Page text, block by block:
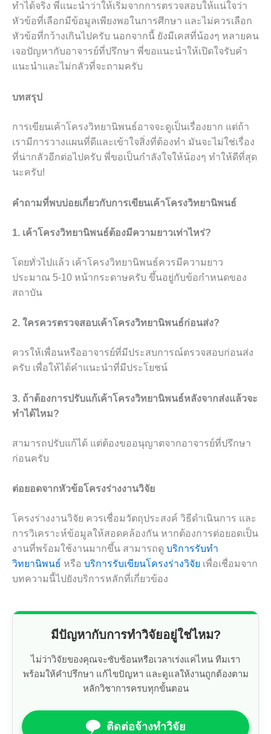
ทำได้จริง พี่แนะนำว่าให้เริ่มจากการตรวจสอบให้แน่ใจว่า
หัวข้อที่เลือกมีข้อมูลเพียงพอในการศึกษา และไม่ควรเลือก
หัวข้อที่กว้างเกินไปครับ นอกจากนี้ ยังมีเคสที่น้องๆ หลายคน
เจอปัญหากับอาจารย์ที่ปรึกษา พี่ขอแนะนำให้เปิดใจรับคำ
แนะนำและไม่กลัวที่จะถามครับ
บทสรุป
การเขียนเค้าโครงวิทยานิพนธ์อาจจะดูเป็นเรื่องยาก แต่ถ้า
เรามีการวางแผนที่ดีและเข้าใจสิ่งที่ต้องทำ มันจะไม่ใช่เรื่อง
ที่น่ากลัวอีกต่อไปครับ พี่ขอเป็นกำลังใจให้น้องๆ ทำให้ดีที่สุด
นะครับ!
คำถามที่พบบ่อยเกี่ยวกับการเขียนเค้าโครงวิทยานิพนธ์
1. เค้าโครงวิทยานิพนธ์ต้องมีความยาวเท่าไหร่?
โดยทั่วไปแล้ว เค้าโครงวิทยานิพนธ์ควรมีความยาว
ประมาณ 5-10 หน้ากระดาษครับ ขึ้นอยู่กับข้อกำหนดของ
สถาบัน
2. ใครควรตรวจสอบเค้าโครงวิทยานิพนธ์ก่อนส่ง?
ควรให้เพื่อนหรืออาจารย์ที่มีประสบการณ์ตรวจสอบก่อนส่ง
ครับ เพื่อให้ได้คำแนะนำที่มีประโยชน์
3. ถ้าต้องการปรับแก้เค้าโครงวิทยานิพนธ์หลังจากส่งแล้วจะ
ทำได้ไหม?
สามารถปรับแก้ได้ แต่ต้องขออนุญาตจากอาจารย์ที่ปรึกษา
ก่อนครับ
ต่อยอดจากหัวข้อโครงร่างงานวิจัย
โครงร่างงานวิจัย ควรเชื่อมวัตถุประสงค์ วิธีดำเนินการ และ
การวิเคราะห์ข้อมูลให้สอดคล้องกัน หากต้องการต่อยอดเป็น
งานที่พร้อมใช้งานมากขึ้น สามารถดู บริการรับทำ
วิทยานิพนธ์ หรือ บริการรับเขียนโครงร่างวิจัย เพื่อเชื่อมจาก
บทความนี้ไปยังบริการหลักที่เกี่ยวข้อง
มีปัญหากับการทำวิจัยอยู่ใช่ไหม?
ไม่ว่าวิจัยของคุณจะซับซ้อนหรือเวลาเร่งแค่ไหน ทีมเรา
พร้อมให้คำปรึกษา แก้ไขปัญหา และดูแลให้งานถูกต้องตาม
หลักวิชาการครบทุกขั้นตอน
ติดต่อจ้างทำวิจัย